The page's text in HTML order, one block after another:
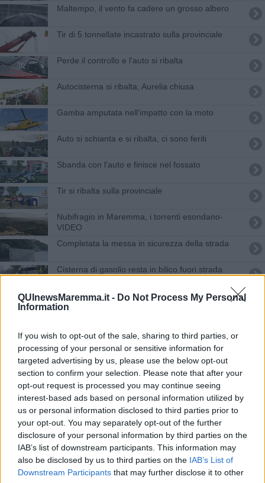
QUInewsMaremma.it - Do Not Process My Personal
Information
If you wish to opt-out of the sale, sharing to third parties, or
processing of your personal or sensitive information for
targeted advertising by us, please use the below opt-out
section to confirm your selection. Please note that after your
opt-out request is processed you may continue seeing
interest-based ads based on personal information utilized by
us or personal information disclosed to third parties prior to
your opt-out. You may separately opt-out of the further
disclosure of your personal information by third parties on the
IAB’s list of downstream participants. This information may
also be disclosed by us to third parties on the IAB’s List of
Downstream Participants that may further disclose it to other
Maltempo, il vento fa cadere un grosso albero
Tir di 5 tonnellate incastrato sulla provinciale
Perde il controllo e l'auto si ribalta
Autocisterna si ribalta, Aurelia chiusa
Gamba amputata nell'impatto con la moto
Auto si schianta e si ribalta, ci sono feriti
Sbanda con l'auto e finisce nel fossato
Tir si ribalta sulla provinciale
Nubifragio in Maremma, i torrenti esondano-
VIDEO
Completata la messa in sicurezza della strada
Cisterna di gasolio resta in bilico fuori strada
Lavori sulla provinciale, chiude lo svincolo
Con l'auto fuori strada finisce in ospedale
Sei feriti nel maxitamponamento tra auto
Si ribalta con l'auto, ferita una ragazza
Grave a 18 anni dopo il fuori strada con la moto
Un bivacco nel bosco per lo spaccio della droga
Tragico frontale, muoiono marito e moglie